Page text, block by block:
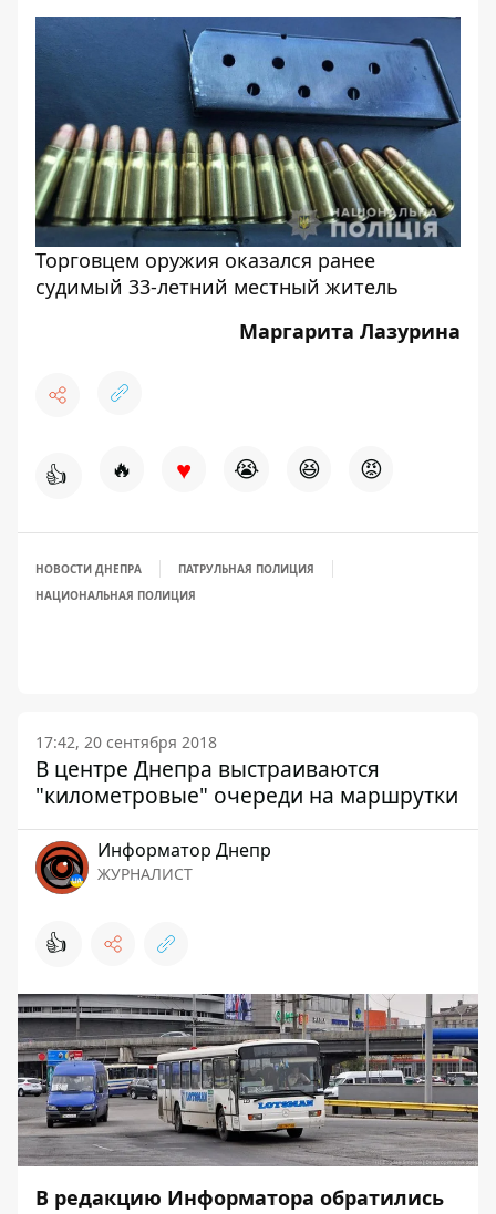
Торговцем оружия оказался ранее
судимый 33-летний местный житель
Маргарита Лазурина
👍 🔥 ♥ 😭 😆 😡
НОВОСТИ ДНЕПРА
ПАТРУЛЬНАЯ ПОЛИЦИЯ
НАЦИОНАЛЬНАЯ ПОЛИЦИЯ
17:42, 20 сентября 2018
В центре Днепра выстраиваются
"километровые" очереди на маршрутки
Информатор Днепр
ЖУРНАЛИСТ
👍
В редакцию Информатора обратились